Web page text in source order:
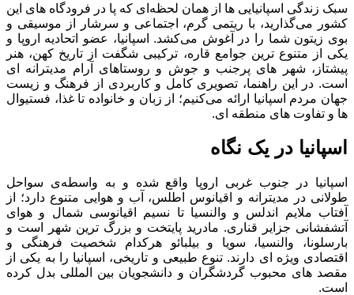
سبک زندگی اسپانیایی ها از همان لحظه‌ای که پا در فرودگاه‌ های این
کشور می‌گذارید، با ریتمی گرم، اجتماعی و سرشار از موسیقی و
بوی زیتون شما را در آغوش می‌کشد. اسپانیا، عضو اتحادیه اروپا و
یکی از متنوع ‌ترین جوامع قاره، ترکیبی شگفت از تاریخ کهن، هنر
پیشتاز، شهر های پرجنب ‌و جوش و روستاهای آرام مدیترانه ‌ای
است. در این راهنما، تصویری کامل و کاربردی از فرهنگ و زیست
‌جهان مردم اسپانیا ارائه می‌کنیم؛ از زبان و خانواده تا غذا، فستیوال
‌ها و تفاوت ‌های منطقه ‌ای.
اسپانیا در یک نگاه
اسپانیا در جنوب ‌غربی اروپا واقع شده و به واسطه‌ی سواحل
طولانی در مدیترانه و اقیانوس اطلس، آب ‌و هوایی متنوع دارد؛ از
آفتاب ملایم اندلس و والنسیا تا نسیم اقیانوسی شمال و هوای
آتشفشانی جزایر قناری. مادرید پایتخت و بزرگ ‌ترین شهر است و
بارسلونا، والنسیا، سویا و بیلبائو هرکدام شخصیت فرهنگی و
اقتصادی ویژه‌ ای دارند. تنوع طبیعی و تاریخی، اسپانیا را به یکی از
مقصد های محبوب گردشگران و دانشجویان بین ‌المللی بدل کرده
است.